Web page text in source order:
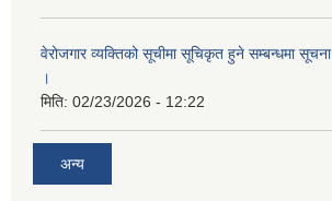
वेरोजगार व्यक्तिको सूचीमा सूचिकृत हुने सम्बन्धमा सूचना
।
मिति: 02/23/2026 - 12:22
अन्य